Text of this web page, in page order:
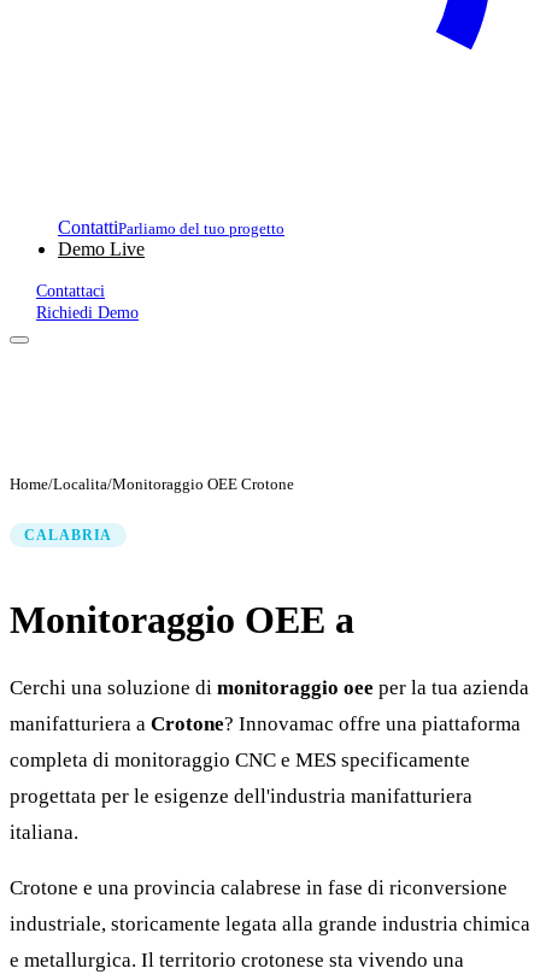
ContattiParliamo del tuo progetto
Demo Live
Contattaci
Richiedi Demo
Home/Localita/Monitoraggio OEE Crotone
CALABRIA
Monitoraggio OEE a
Cerchi una soluzione di monitoraggio oee per la tua azienda
manifatturiera a Crotone? Innovamac offre una piattaforma
completa di monitoraggio CNC e MES specificamente
progettata per le esigenze dell'industria manifatturiera
italiana.
Crotone e una provincia calabrese in fase di riconversione
industriale, storicamente legata alla grande industria chimica
e metallurgica. Il territorio crotonese sta vivendo una